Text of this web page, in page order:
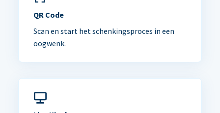
QR Code
Scan en start het schenkingsproces in een
oogwenk.